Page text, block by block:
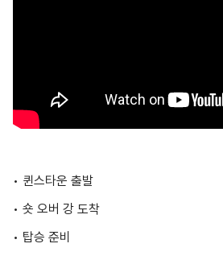
• 퀸스타운 출발
• 숏 오버 강 도착
• 탑승 준비